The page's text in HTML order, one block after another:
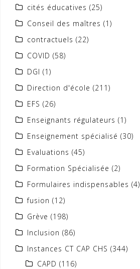
cités éducatives (25)
Conseil des maîtres (1)
contractuels (22)
COVID (58)
DGI (1)
Direction d'école (211)
EFS (26)
Enseignants régulateurs (1)
Enseignement spécialisé (30)
Evaluations (45)
Formation Spécialisée (2)
Formulaires indispensables (4)
fusion (12)
Grève (198)
Inclusion (86)
Instances CT CAP CHS (344)
CAPD (116)